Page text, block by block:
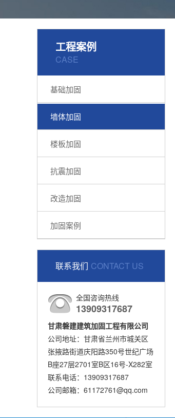
工程案例
CASE
基础加固
墙体加固
楼板加固
抗震加固
改造加固
加固案例
联系我们 CONTACT US
全国咨询热线
13909317687
甘肃磐建建筑加固工程有限公司
公司地址：甘肃省兰州市城关区
张掖路街道庆阳路350号世纪广场
B座27层2701室B区16号-X282室
联系电话：13909317687
公司邮箱：61172761@qq.com